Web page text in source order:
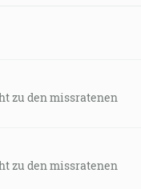
zu den missratenen
zu den missratenen